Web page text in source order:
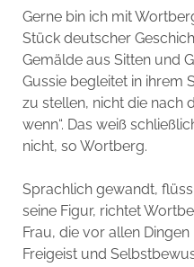
Gerne bin ich mit
Stück deutscher
Gemälde aus Sitten und
Gussie begleitet in ihrem
zu stellen, nicht die nach
wenn“. Das weiß
nicht, so Wortberg.
Sprachlich gewandt,
seine Figur, richtet
Frau, die vor allen
Freigeist und